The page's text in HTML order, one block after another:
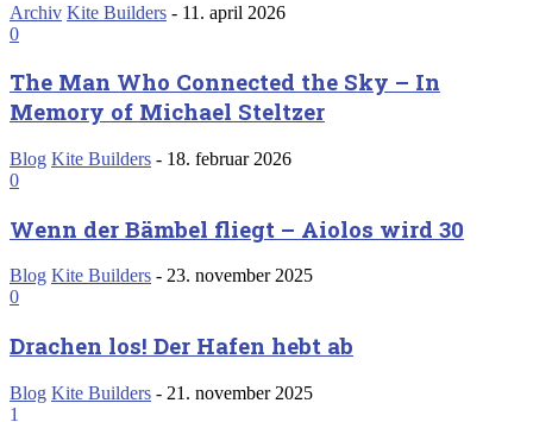
Archiv Kite Builders - 11. april 2026
0
The Man Who Connected the Sky – In
Memory of Michael Steltzer
Blog Kite Builders - 18. februar 2026
0
Wenn der Bämbel fliegt – Aiolos wird 30
Blog Kite Builders - 23. november 2025
0
Drachen los! Der Hafen hebt ab
Blog Kite Builders - 21. november 2025
1